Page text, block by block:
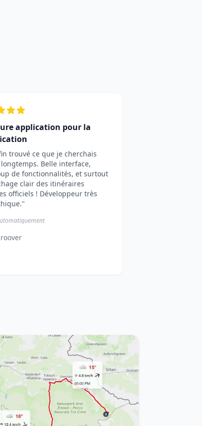
application pour la
trouvé ce que je cherchais
Belle interface,
de fonctionnalités, et surtout
clair des itinéraires
officiels ! Développeur très